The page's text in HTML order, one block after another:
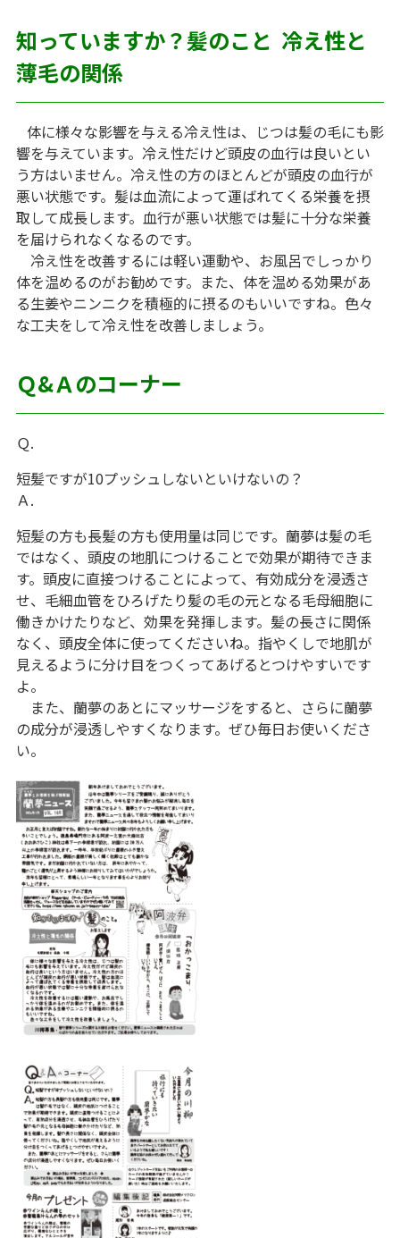
知っていますか？髪のこと 冷え性と
薄毛の関係
体に様々な影響を与える冷え性は、じつは髪の毛にも影
響を与えています。冷え性だけど頭皮の血行は良いとい
う方はいません。冷え性の方のほとんどが頭皮の血行が
悪い状態です。髪は血流によって運ばれてくる栄養を摂
取して成長します。血行が悪い状態では髪に十分な栄養
を届けられなくなるのです。
冷え性を改善するには軽い運動や、お風呂でしっかり
体を温めるのがお勧めです。また、体を温める効果があ
る生姜やニンニクを積極的に摂るのもいいですね。色々
な工夫をして冷え性を改善しましょう。
Ｑ&Ａのコーナー
Ｑ.
短髪ですが10プッシュしないといけないの？
Ａ.
短髪の方も長髪の方も使用量は同じです。蘭夢は髪の毛
ではなく、頭皮の地肌につけることで効果が期待できま
す。頭皮に直接つけることによって、有効成分を浸透さ
せ、毛細血管をひろげたり髪の毛の元となる毛母細胞に
働きかけたりなど、効果を発揮します。髪の長さに関係
なく、頭皮全体に使ってくださいね。指やくしで地肌が
見えるように分け目をつくってあげるとつけやすいです
よ。
また、蘭夢のあとにマッサージをすると、さらに蘭夢
の成分が浸透しやすくなります。ぜひ毎日お使いくださ
い。